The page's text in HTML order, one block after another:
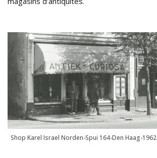
Shop Karel Israel Norden-Spui 164-Den Haag-1962